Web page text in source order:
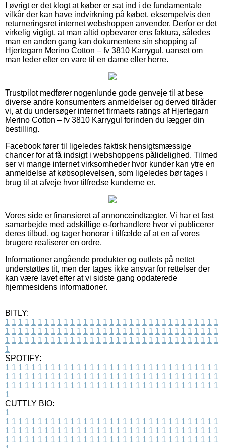
I øvrigt er det klogt at køber er sat ind i de fundamentale
vilkår der kan have indvirkning på købet, eksempelvis den
returneringsret internet webshoppen anvender. Derfor er det
virkelig vigtigt, at man altid opbevarer ens faktura, således
man en anden gang kan dokumentere sin shopping af
Hjertegarn Merino Cotton – fv 3810 Karrygul, uanset om
man leder efter en vare til en dame eller herre.
Trustpilot medfører nogenlunde gode genveje til at bese
diverse andre konsumenters anmeldelser og derved tilråder
vi, at du undersøger internet firmaets ratings af Hjertegarn
Merino Cotton – fv 3810 Karrygul forinden du lægger din
bestilling.
Facebook fører til ligeledes faktisk hensigtsmæssige
chancer for at få indsigt i webshoppens pålidelighed. Tilmed
ser vi mange internet virksomheder hvor kunder kan ytre en
anmeldelse af købsoplevelsen, som ligeledes bør tages i
brug til at afveje hvor tilfredse kunderne er.
Vores side er finansieret af annonceindtægter. Vi har et fast
samarbejde med adskillige e-forhandlere hvor vi publicerer
deres tilbud, og tager honorar i tilfælde af at en af vores
brugere realiserer en ordre.
Informationer angående produkter og outlets på nettet
understøttes tit, men der tages ikke ansvar for rettelser der
kan være lavet efter at vi sidste gang opdaterede
hjemmesidens informationer.
BITLY:
1 1 1 1 1 1 1 1 1 1 1 1 1 1 1 1 1 1 1 1 1 1 1 1 1 1 1 1 1 1 1 1 1
1 1 1 1 1 1 1 1 1 1 1 1 1 1 1 1 1 1 1 1 1 1 1 1 1 1 1 1 1 1 1 1 1
1 1 1 1 1 1 1 1 1 1 1 1 1 1 1 1 1 1 1 1 1 1 1 1 1 1 1 1 1 1 1 1 1
1
SPOTIFY:
1 1 1 1 1 1 1 1 1 1 1 1 1 1 1 1 1 1 1 1 1 1 1 1 1 1 1 1 1 1 1 1 1
1 1 1 1 1 1 1 1 1 1 1 1 1 1 1 1 1 1 1 1 1 1 1 1 1 1 1 1 1 1 1 1 1
1 1 1 1 1 1 1 1 1 1 1 1 1 1 1 1 1 1 1 1 1 1 1 1 1 1 1 1 1 1 1 1 1
1
CUTTLY BIO:
1
1 1 1 1 1 1 1 1 1 1 1 1 1 1 1 1 1 1 1 1 1 1 1 1 1 1 1 1 1 1 1 1 1
1 1 1 1 1 1 1 1 1 1 1 1 1 1 1 1 1 1 1 1 1 1 1 1 1 1 1 1 1 1 1 1 1
1 1 1 1 1 1 1 1 1 1 1 1 1 1 1 1 1 1 1 1 1 1 1 1 1 1 1 1 1 1 1 1 1